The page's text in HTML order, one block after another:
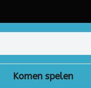
Komen spelen